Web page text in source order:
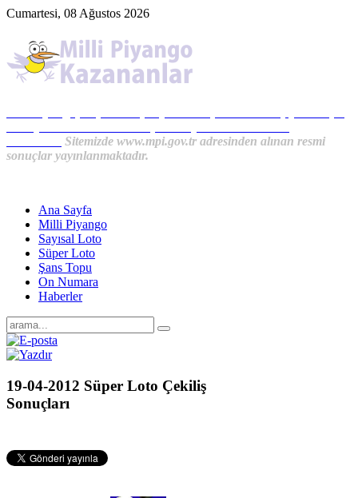
Cumartesi, 08 Ağustos 2026
Sitemizde www.mpi.gov.tr adresinden alınan resmi
sonuçlar yayınlanmaktadır.
Ana Sayfa
Milli Piyango
Sayısal Loto
Süper Loto
Şans Topu
On Numara
Haberler
19-04-2012 Süper Loto Çekiliş
Sonuçları